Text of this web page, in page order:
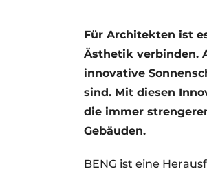
Geschichte
Ein
Videos
Für Architekten ist
Ästhetik verbinden.
innovative
sind. Mit diesen
die immer
Gebäuden.
BENG ist eine